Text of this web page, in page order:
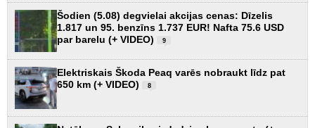
Šodien (5.08) degvielai akcijas cenas: Dīzelis
1.817 un 95. benzīns 1.737 EUR! Nafta 75.6 USD
par barelu (+ VIDEO)
9
Elektriskais Škoda Peaq varēs nobraukt līdz pat
650 km (+ VIDEO)
8